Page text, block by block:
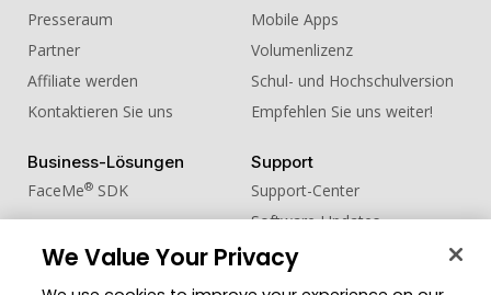
20. Sound Effect - Whistle Spin
Presseraum
Partner
Affiliate werden
Kontaktieren Sie uns
Mobile Apps
Volumenlizenz
Schul- und Hochschulversion
Empfehlen Sie uns weiter!
Business-Lösungen
FaceMe® SDK
Support
Support-Center
Software-Updates
Lernen + Wissen
We Value Your Privacy